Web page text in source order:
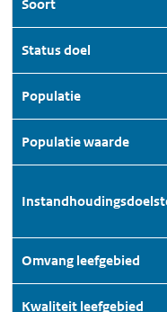
Soort
Status doel
Populatie
Populatie waarde
Omvang leefgebied
Kwaliteit leefgebied